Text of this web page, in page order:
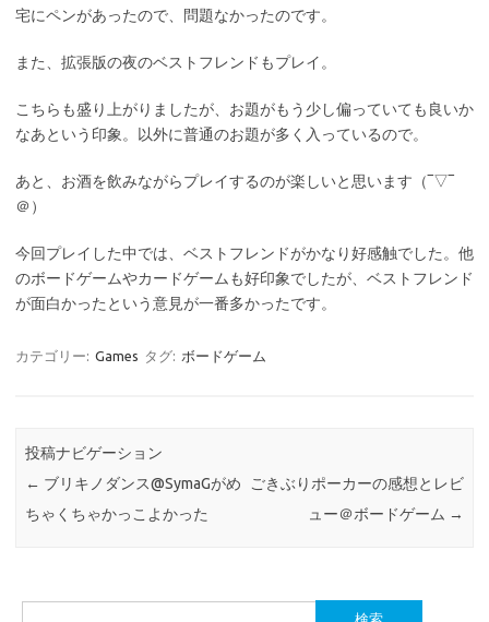
宅にペンがあったので、問題なかったのです。
また、拡張版の夜のベストフレンドもプレイ。
こちらも盛り上がりましたが、お題がもう少し偏っていても良いか
なあという印象。以外に普通のお題が多く入っているので。
あと、お酒を飲みながらプレイするのが楽しいと思います（‾▽‾
＠）
今回プレイした中では、ベストフレンドがかなり好感触でした。他
のボードゲームやカードゲームも好印象でしたが、ベストフレンド
が面白かったという意見が一番多かったです。
カテゴリー: Games タグ: ボードゲーム
投稿ナビゲーション
← ブリキノダンス@SymaGがめ
ちゃくちゃかっこよかった
ごきぶりポーカーの感想とレビ
ュー＠ボードゲーム →